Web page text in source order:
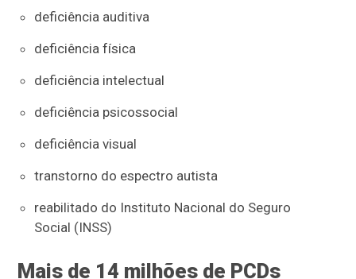
deficiência auditiva
deficiência física
deficiência intelectual
deficiência psicossocial
deficiência visual
transtorno do espectro autista
reabilitado do Instituto Nacional do Seguro
Social (INSS)
Mais de 14 milhões de PCDs